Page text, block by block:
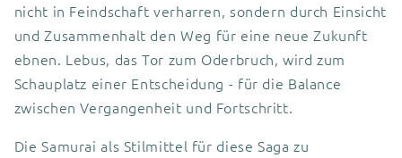
nicht in Feindschaft verharren, sondern durch Einsicht
und Zusammenhalt den Weg für eine neue Zukunft
ebnen. Lebus, das Tor zum Oderbruch, wird zum
Schauplatz einer Entscheidung - für die Balance
zwischen Vergangenheit und Fortschritt.
Die Samurai als Stilmittel für diese Saga zu